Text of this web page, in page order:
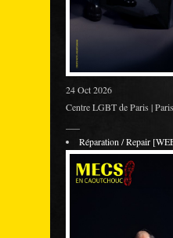
24 Oct 2026
Centre LGBT de Paris | Paris
Réparation / Repair